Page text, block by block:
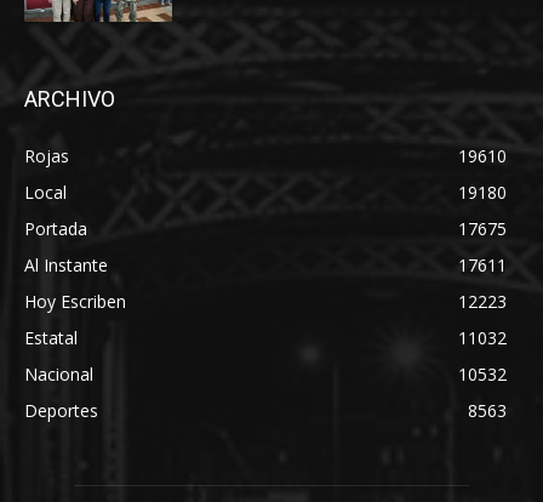
ARCHIVO
Rojas
19610
Local
19180
Portada
17675
Al Instante
17611
Hoy Escriben
12223
Estatal
11032
Nacional
10532
Deportes
8563